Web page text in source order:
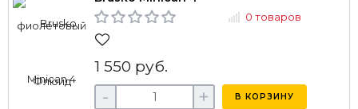
0 товаров
1 550 руб.
- + В КОРЗИНУ